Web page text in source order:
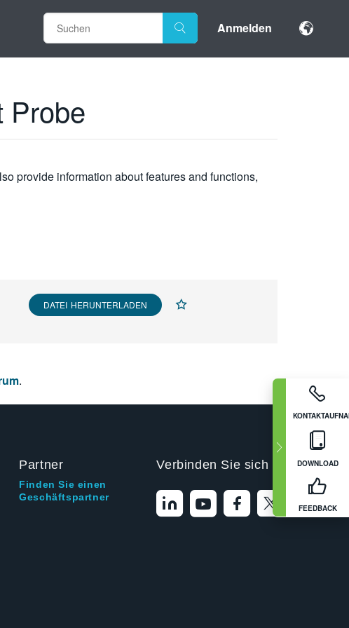
Anmelden
DOWNLOAD
FEEDBACK
Probe
provide information about features and functions,
DATEI HERUNTERLADEN
.
Partner
Finden Sie einen
Geschäftspartner
Verbinden Sie sich mit uns